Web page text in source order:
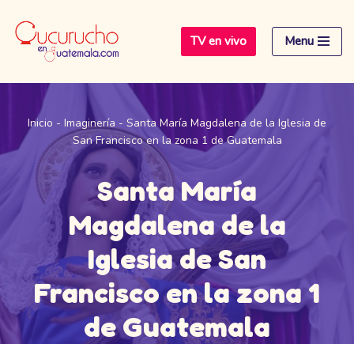
Saltar
contenido
TV en vivo Menu
Inicio - Imaginería - Santa María Magdalena de la Iglesia de
San Francisco en la zona 1 de Guatemala
Santa María
Magdalena de la
Iglesia de San
Francisco en la zona 1
de Guatemala